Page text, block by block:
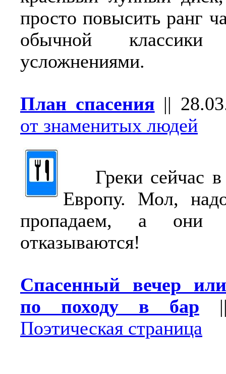
просто повысить ранг
обычной
усложнениями.
План спасения ||
от знаменитых людей
Греки сейчас в
Европу. Мол,
пропадаем, а они
отказываются!
Спасенный вечер
по походу в бар
Поэтическая страница